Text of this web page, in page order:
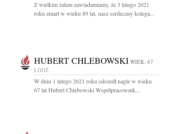
Z wielkim żalem zawiadamiamy, że 3 lutego 2021
roku zmarł w wieku 89 lat, nasz serdeczny kolega...
HUBERT CHLEBOWSKI WIEK: 67
ŁÓDŹ
W dniu 1 lutego 2021 roku odszedł nagle w wieku
67 lat Hubert Chlebowski Współpracownik...